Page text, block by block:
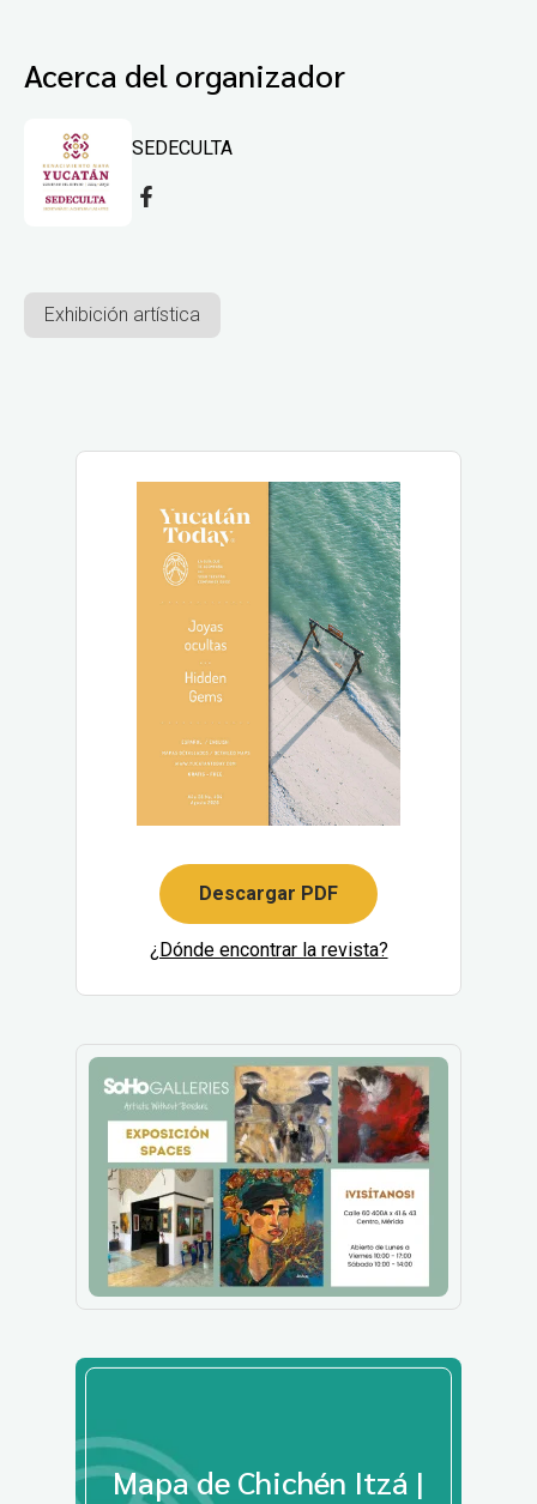
Acerca del organizador
SEDECULTA
Exhibición artística
Descargar PDF
¿Dónde encontrar la revista?
Mapa de Chichén Itzá |